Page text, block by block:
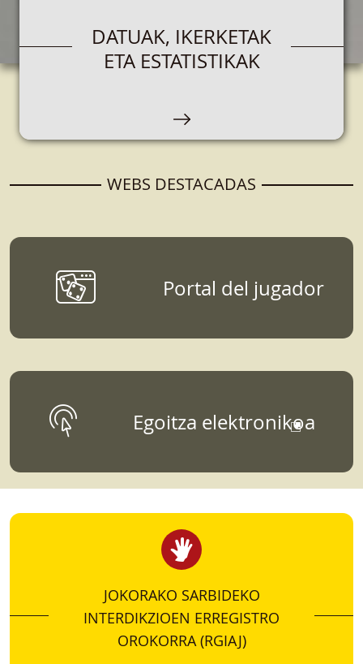
Espacio destinado a empresas que que se
y explotación de juegos de azar.
DATUAK, IKERKETAK
ETA ESTATISTIKAK
DATUAK, IKERKETAK
ETA ESTATISTIKAK
datos, estudios, informes, o estadísticas
vinculados a la Dirección General de
Ordenación del Juego.
WEBS DESTACADAS
Portal del jugador
Egoitza elektronikoa
JOKORAKO SARBIDEKO
INTERDIKZIOEN ERREGISTRO
OROKORRA (RGIAJ)